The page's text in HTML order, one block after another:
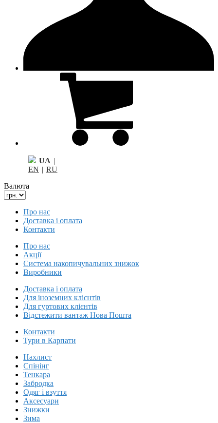
UA |
EN | RU
Валюта
Про нас
Доставка і оплата
Контакти
Про нас
Акції
Система накопичувальних знижок
Виробники
Доставка і оплата
Для іноземних клієнтів
Для гуртових клієнтів
Відстежити вантаж Нова Пошта
Контакти
Тури в Карпати
Нахлист
Спінінг
Тенкара
Забродка
Одяг і взуття
Аксесуари
Знижки
Зима